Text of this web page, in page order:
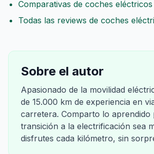
Comparativas de coches eléctricos
Todas las reviews de coches
Sobre el autor
Apasionado de la movilidad
de 15.000 km de experiencia en
carretera. Comparto lo aprendido
transición a la electrificación sea
disfrutes cada kilómetro, sin